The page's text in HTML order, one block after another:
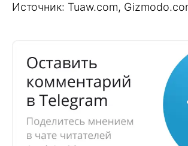
Источник: Tuaw.com,